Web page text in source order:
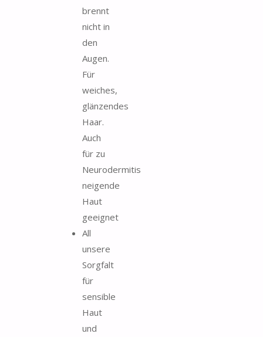
brennt
nicht in
den
Augen.
Für
weiches,
glänzendes
Haar.
Auch
für zu
Neurodermitis
neigende
Haut
geeignet
All
unsere
Sorgfalt
für
sensible
Haut
und